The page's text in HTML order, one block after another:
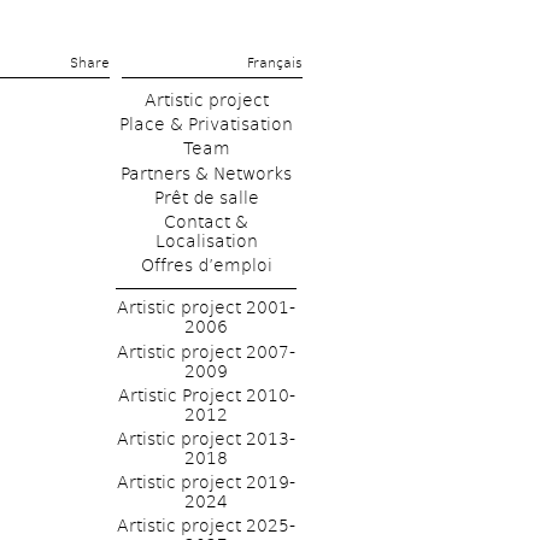
Share Français
Artistic project
Place & Privatisation
Team
Partners & Networks
Prêt de salle
Contact &
Localisation
Offres d’emploi
Artistic project 2001-
2006
Artistic project 2007-
2009
Artistic Project 2010-
2012
Artistic project 2013-
2018
Artistic project 2019-
2024
Artistic project 2025-